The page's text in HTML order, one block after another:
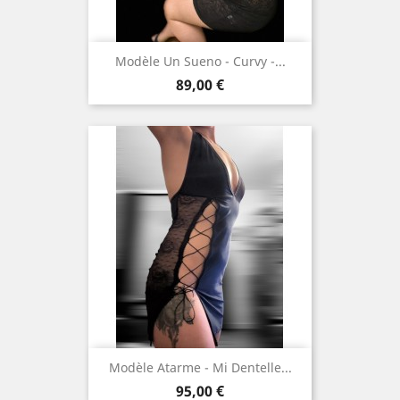
Modèle Un Sueno - Curvy -...
Prix
89,00 €
Modèle Atarme - Mi Dentelle...
Prix
95,00 €